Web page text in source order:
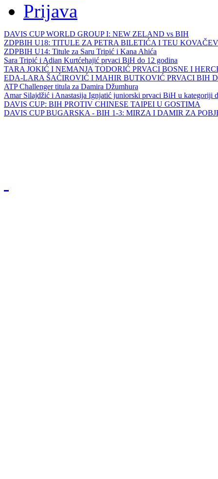
Prijava
DAVIS CUP WORLD GROUP I: NEW ZELAND vs BIH
ZDPBIH U18: TITULE ZA PETRA BILETIĆA I TEU
ZDPBIH U14: Titule za Saru Tripić i Kana Ahića
Sara Tripić i Adian Kurtćehajić prvaci BiH do 12 godina
TARA JOKIĆ I NEMANJA TODORIĆ PRVACI BOSNE I
EDA-LARA ŠAĆIROVIĆ I MAHIR BUTKOVIĆ PRVACI BIH
ATP Challenger titula za Damira Džumhura
Amar Silajdžić i Anastasija Ignjatić juniorski prvaci BiH u kategoriji
DAVIS CUP: BIH PROTIV CHINESE TAIPEI U GOSTIMA
DAVIS CUP BUGARSKA - BIH 1-3: MIRZA I DAMIR ZA